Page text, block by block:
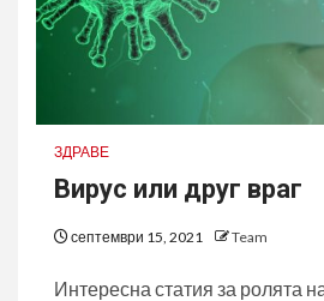
ЗДРАВЕ
Вирус или друг враг
септември 15, 2021 Team
Интересна статия за ролята